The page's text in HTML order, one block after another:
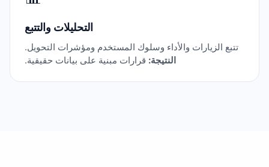
التحليلات والتتبع
تتبع الزيارات والأداء وسلوك المستخدم ومؤشرات التحويل.
النتيجة: قرارات مبنية على بيانات حقيقية.